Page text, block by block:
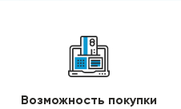
Возможность покупки